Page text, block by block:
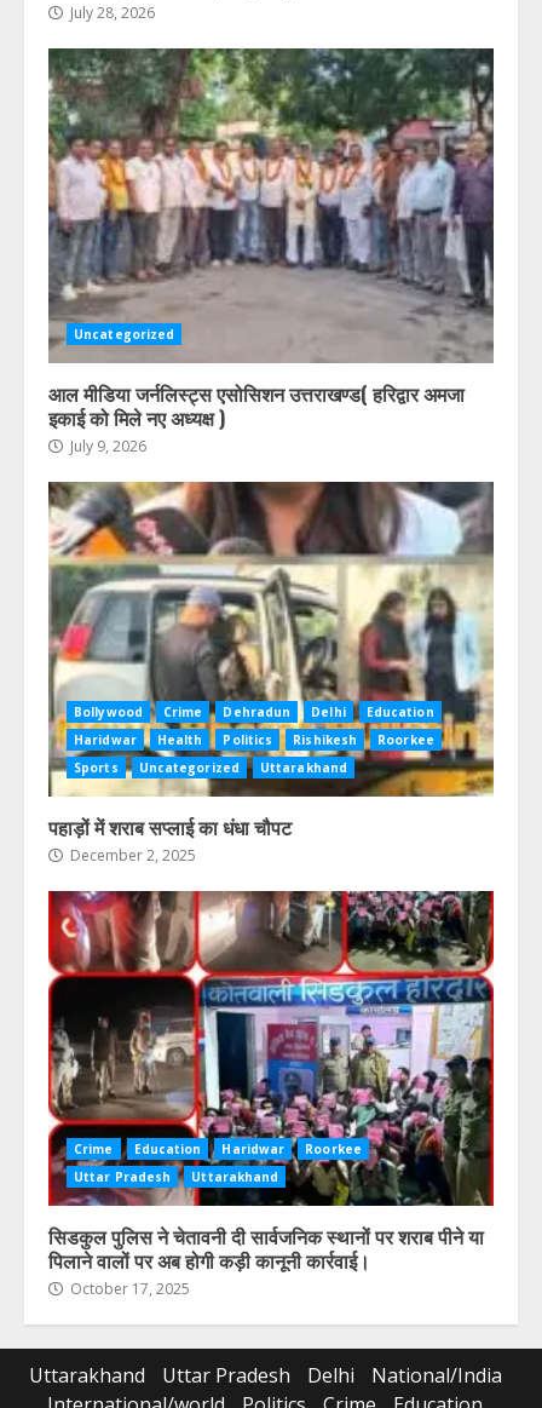
July 28, 2026
Uncategorized
आल मीडिया जर्नलिस्ट्स एसोसिशन उत्तराखण्ड( हरिद्वार अमजा
इकाई को मिले नए अध्यक्ष )
July 9, 2026
Bollywood Crime Dehradun Delhi
Education
Haridwar
Health Politics Rishikesh
Roorkee
Sports
Uncategorized Uttarakhand
पहाड़ों में शराब सप्लाई का धंधा चौपट
December 2, 2025
Crime Education Haridwar
Roorkee
Uttar Pradesh
Uttarakhand
सिडकुल पुलिस ने चेतावनी दी सार्वजनिक स्थानों पर शराब पीने या
पिलाने वालों पर अब होगी कड़ी कानूनी कार्रवाई।
October 17, 2025
Uttarakhand Uttar Pradesh Delhi
National/India